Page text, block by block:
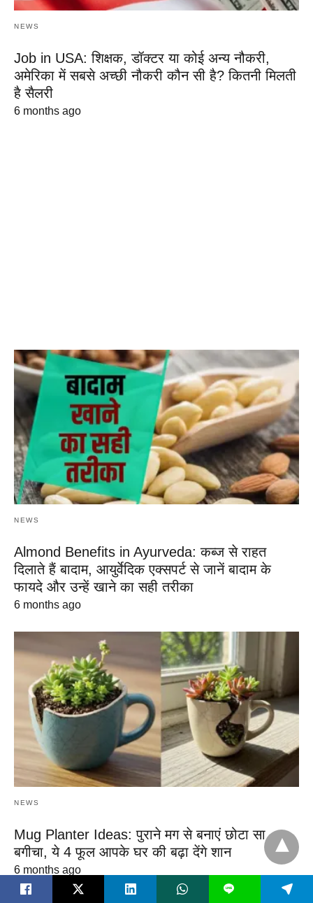
NEWS
Job in USA: शिक्षक, डॉक्टर या कोई अन्य नौकरी,
अमेरिका में सबसे अच्छी नौकरी कौन सी है? कितनी मिलती
है सैलरी
6 months ago
NEWS
Almond Benefits in Ayurveda: कब्ज से राहत
दिलाते हैं बादाम, आयुर्वेदिक एक्सपर्ट से जानें बादाम के
फायदे और उन्हें खाने का सही तरीका
6 months ago
NEWS
Mug Planter Ideas: पुराने मग से बनाएं छोटा सा
बगीचा, ये 4 फूल आपके घर की बढ़ा देंगे शान
6 months ago
L